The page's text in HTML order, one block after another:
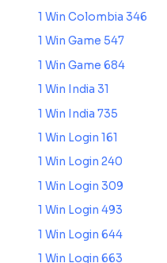
1 Win Colombia 346
1 Win Game 547
1 Win Game 684
1 Win India 31
1 Win India 735
1 Win Login 161
1 Win Login 240
1 Win Login 309
1 Win Login 493
1 Win Login 644
1 Win Login 663